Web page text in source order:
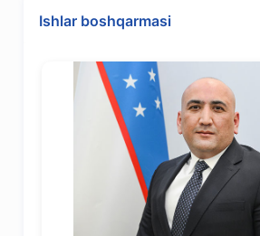
Ishlar boshqarmasi